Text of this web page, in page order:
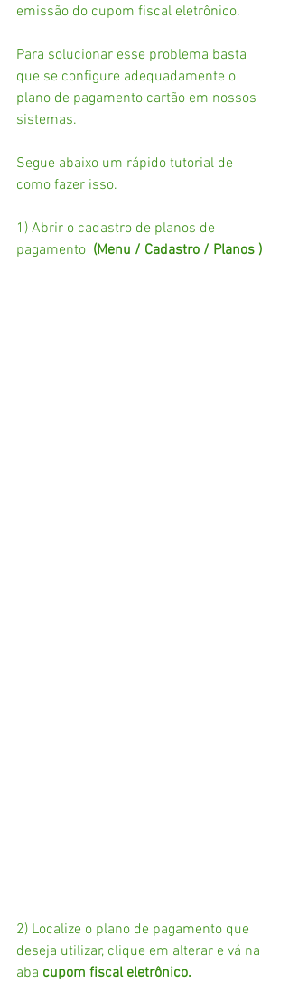
emissão do cupom fiscal eletrônico.
Para solucionar esse problema basta
que se configure adequadamente o
plano de pagamento cartão em nossos
sistemas.
Segue abaixo um rápido tutorial de
como fazer isso.
1) Abrir o cadastro de planos de
pagamento (Menu / Cadastro / Planos )
2) Localize o plano de pagamento que
deseja utilizar, clique em alterar e vá na
aba cupom fiscal eletrônico.